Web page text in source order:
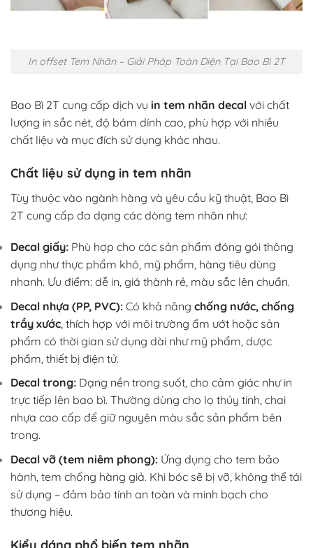
In offset Tem Nhãn – Giải Pháp Toàn Diện Tại Bao Bì 2T
Bao Bì 2T cung cấp dịch vụ in tem nhãn decal với chất
lượng in sắc nét, độ bám dính cao, phù hợp với nhiều
chất liệu và mục đích sử dụng khác nhau.
Chất liệu sử dụng in tem nhãn
Tùy thuộc vào ngành hàng và yêu cầu kỹ thuật, Bao Bì
2T cung cấp đa dạng các dòng tem nhãn như:
Decal giấy: Phù hợp cho các sản phẩm đóng gói thông
dụng như thực phẩm khô, mỹ phẩm, hàng tiêu dùng
nhanh. Ưu điểm: dễ in, giá thành rẻ, màu sắc lên chuẩn.
Decal nhựa (PP, PVC): Có khả năng chống nước, chống
trầy xước , thích hợp với môi trường ẩm ướt hoặc sản
phẩm có thời gian sử dụng dài như mỹ phẩm, dược
phẩm, thiết bị điện tử.
Decal trong: Dạng nền trong suốt, cho cảm giác như in
trực tiếp lên bao bì. Thường dùng cho lọ thủy tinh, chai
nhựa cao cấp để giữ nguyên màu sắc sản phẩm bên
trong.
Decal vỡ (tem niêm phong): Ứng dụng cho tem bảo
hành, tem chống hàng giả. Khi bóc sẽ bị vỡ, không thể tái
sử dụng – đảm bảo tính an toàn và minh bạch cho
thương hiệu.
Kiểu dáng phổ biến tem nhãn